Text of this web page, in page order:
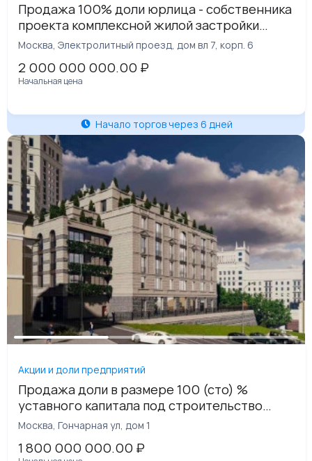
Продажа 100% доли юрлица - собственника
проекта комплексной жилой застройки
«Электролитный»
Москва, Электролитный проезд, дом вл 7, корп. 6
2 000 000 000.00 ₽
Начальная цена
Начало торгов через 6 дней
Акции и доли предприятий
Продажа доли в размере 100 (сто) %
уставного капитала под строительство
ЖИЛОГО КОМПЛЕКСА "ГОНЧАРНАЯ" рядом с
Москва, Гончарная ул, дом 1
1 800 000 000.00 ₽